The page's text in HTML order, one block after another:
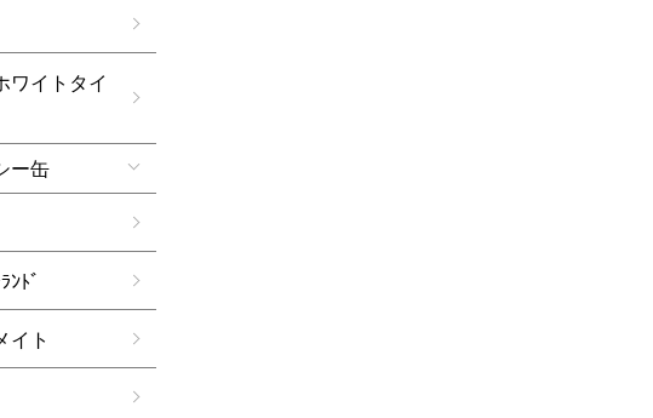
ワイトタイ
ー缶
ﾝﾄﾞ
イト